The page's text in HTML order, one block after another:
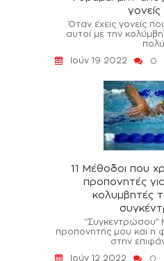
Όταν έχεις γονείς
αυτοί με την
πολύ...
Ιούν 19 2022
0
11 Μέθοδοι που
προπονητές
κολυμβητές
προπονητής μου και η
στην
Ιούν 12 2022
0